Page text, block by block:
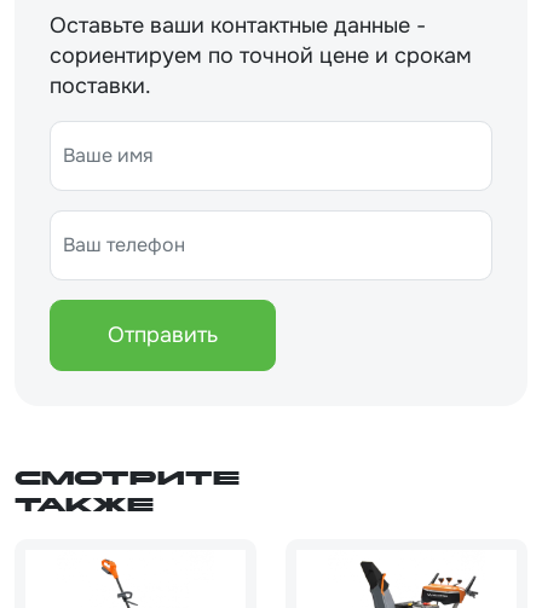
Оставьте ваши контактные данные -
сориентируем по точной цене и срокам
поставки.
Отправить
Смотрите
также